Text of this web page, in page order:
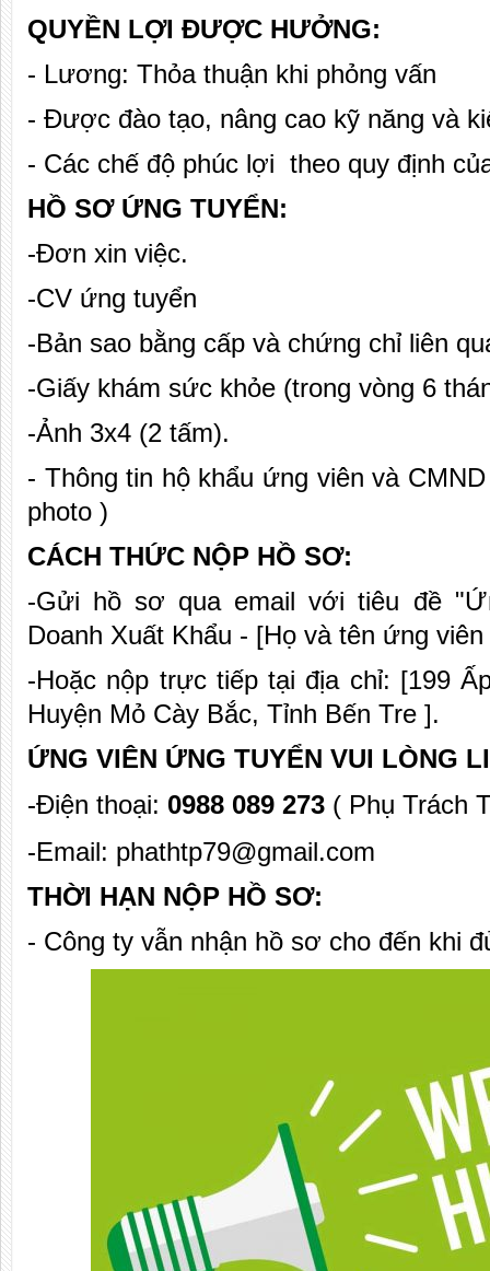
QUYỀN LỢI ĐƯỢC HƯỞNG:
- Lương: Thỏa thuận khi phỏng vấn
- Được đào tạo, nâng cao kỹ năng và
- Các chế độ phúc lợi theo quy định
HỒ SƠ ỨNG TUYỂN:
-Đơn xin việc.
-CV ứng tuyển
-Bản sao bằng cấp và chứng chỉ liên
-Giấy khám sức khỏe (trong vòng 6
-Ảnh 3x4 (2 tấm).
- Thông tin hộ khẩu ứng viên và
photo )
CÁCH THỨC NỘP HỒ SƠ:
-Gửi hồ sơ qua email với tiêu đề
Doanh Xuất Khẩu - [Họ và tên ứng
-Hoặc nộp trực tiếp tại địa chỉ: [199
Huyện Mỏ Cày Bắc, Tỉnh Bến Tre ].
ỨNG VIÊN ỨNG TUYỂN VUI LÒNG
-Điện thoại: 0988 089 273 ( Phụ Trách
-Email: phathtp79@gmail.com
THỜI HẠN NỘP HỒ SƠ:
- Công ty vẫn nhận hồ sơ cho đến khi